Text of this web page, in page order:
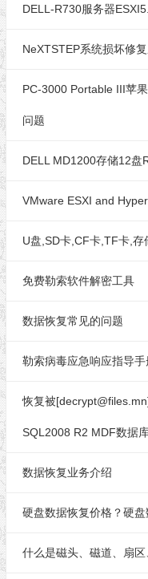
DELL-R730服务器
NeXTSTEP系统损坏修
PC-3000 Portable III苹
问题
DELL MD1200存储12盘
VMware ESXI and
U盘,SD卡,CF卡,TF卡,存
免费勒索软件解密工具
数据恢复常见的问题
勒索病毒应急响应指导手
恢复被
SQL2008 R2 MDF数据
数据恢复业务介绍
硬盘数据恢复价格？硬
什么是磁头、磁道、扇区